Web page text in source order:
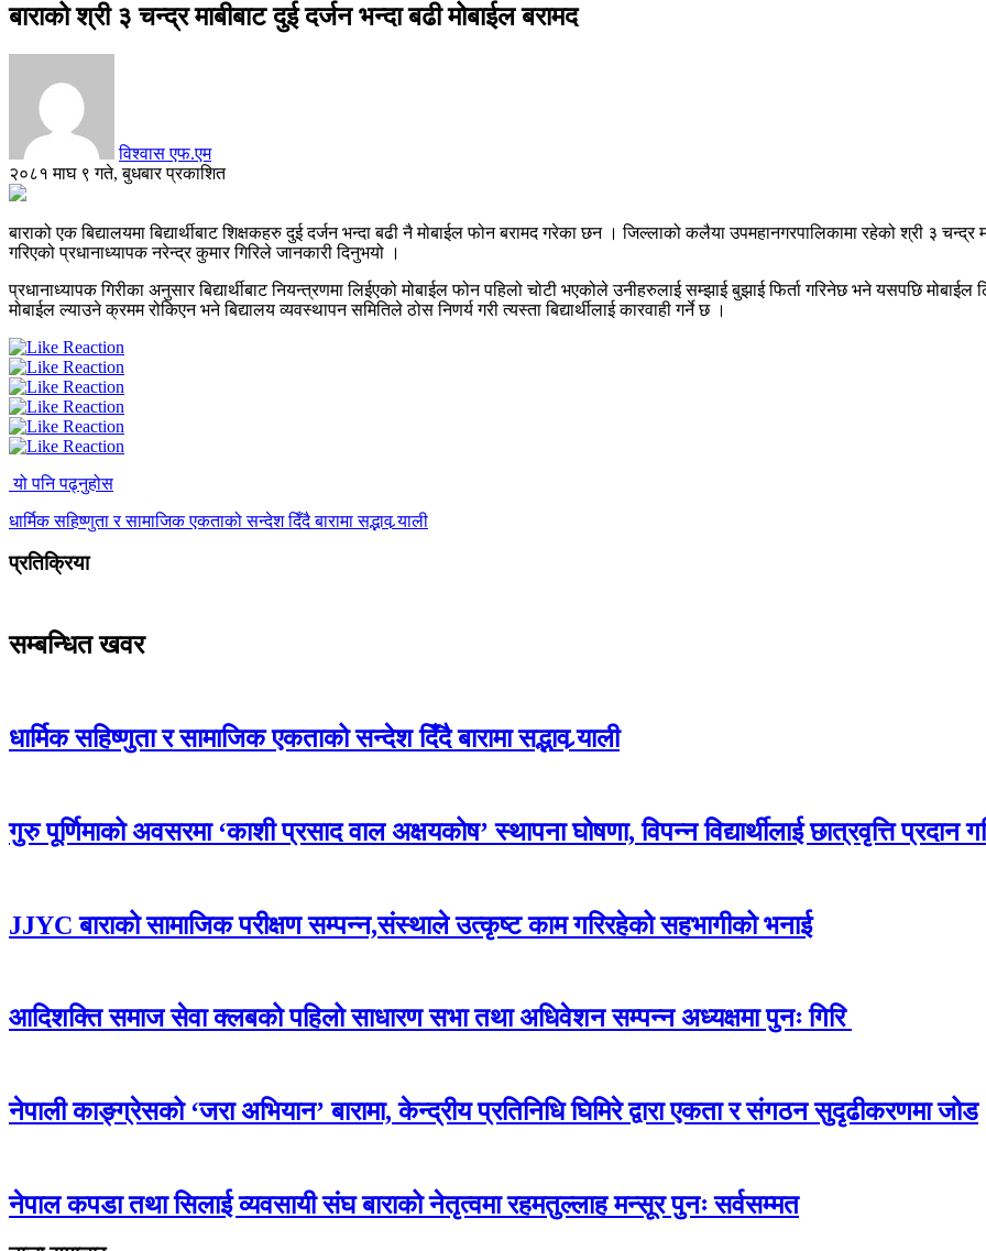
बाराको श्री ३ चन्द्र माबीबाट दुई दर्जन भन्दा बढी मोबाईल बरामद
विश्वास एफ.एम
२०८१ माघ ९ गते, बुधबार प्रकाशित
बाराको एक बिद्यालयमा बिद्यार्थीबाट शिक्षकहरु दुई दर्जन भन्दा बढी नै मोबाईल फोन बरामद गरेका छन । जिल्लाको कलैया उपमहानगरपालिकामा रहेको श्री ३ चन्द्र
गरिएको प्रधानाध्यापक नरेन्द्र कुमार गिरिले जानकारी दिनुभयो ।
प्रधानाध्यापक गिरीका अनुसार बिद्यार्थीबाट नियन्त्रणमा लिईएको मोबाईल फोन पहिलो चोटी भएकोले उनीहरुलाई सम्झाई बुझाई फिर्ता गरिनेछ भने यसपछि
मोबाईल ल्याउने क्रमम रोकिएन भने बिद्यालय व्यवस्थापन समितिले ठोस निणर्य गरी त्यस्ता बिद्यार्थीलाई कारवाही गर्ने छ ।
यो पनि पढ्नुहोस
धार्मिक सहिष्णुता र सामाजिक एकताको सन्देश दिँदै बारामा सद्भाव र्‍याली
प्रतिक्रिया
सम्बन्धित खवर
धार्मिक सहिष्णुता र सामाजिक एकताको सन्देश दिँदै बारामा सद्भाव र्‍याली
गुरु पूर्णिमाको अवसरमा ‘काशी प्रसाद वाल अक्षयकोष’ स्थापना घोषणा, विपन्न विद्यार्थीलाई छात्रवृत्ति प्रदान
JJYC बाराको सामाजिक परीक्षण सम्पन्न,संस्थाले उत्कृष्ट काम गरिरहेको सहभागीको भनाई
आदिशक्ति समाज सेवा क्लबको पहिलो साधारण सभा तथा अधिवेशन सम्पन्न अध्यक्षमा पुनः गिरि
नेपाली काङ्ग्रेसको ‘जरा अभियान’ बारामा, केन्द्रीय प्रतिनिधि घिमिरे द्वारा एकता र संगठन सुदृढीकरणमा जोड
नेपाल कपडा तथा सिलाई व्यवसायी संघ बाराको नेतृत्वमा रहमतुल्लाह मन्सूर पुनः सर्वसम्मत